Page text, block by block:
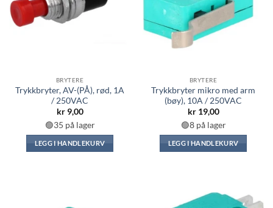
BRYTERE
Trykkbryter, AV-(PÅ), rød, 1A
/ 250VAC
kr9,00
🟢35 på lager
LEGG I HANDLEKURV
BRYTERE
Trykkbryter mikro med arm
(bøy), 10A / 250VAC
kr19,00
🟢8 på lager
LEGG I HANDLEKURV